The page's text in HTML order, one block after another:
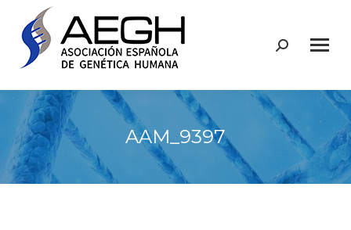
Buscar:
AAM_9397